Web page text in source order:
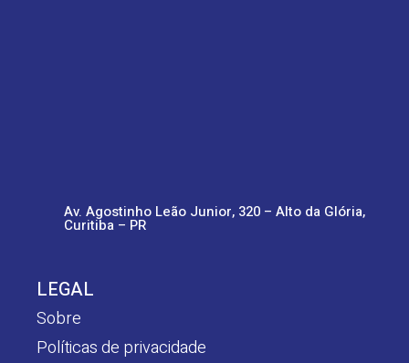
Av. Agostinho Leão Junior, 320 – Alto da Glória,
Curitiba – PR
LEGAL
Sobre
Políticas de privacidade